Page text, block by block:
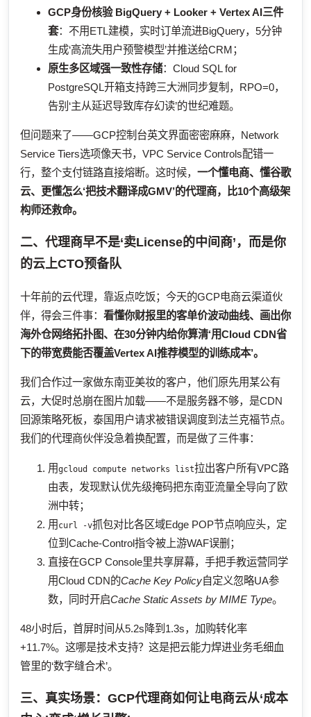
GCP身份核验 BigQuery + Looker + Vertex AI三件
套：不用ETL建模，实时订单流进BigQuery，5分钟
生成‘高流失用户预警模型’并推送给CRM；
原生多区域强一致性存储：Cloud SQL for
PostgreSQL开箱支持跨三大洲同步复制，RPO=0，
告别‘主从延迟导致库存幻读’的世纪难题。
但问题来了——GCP控制台英文界面密密麻麻，Network
Service Tiers选项像天书，VPC Service Controls配错一
行，整个支付链路直接熔断。这时候， 一个懂电商、懂谷歌
云、更懂怎么‘把技术翻译成GMV’的代理商，比10个高级架
构师还救命。
二、代理商早不是‘卖License的中间商’，而是你
的云上CTO预备队
十年前的云代理，靠返点吃饭；今天的GCP电商云渠道伙
伴，得会三件事： 看懂你财报里的客单价波动曲线、画出你
海外仓网络拓扑图、在30分钟内给你算清‘用Cloud CDN省
下的带宽费能否覆盖Vertex AI推荐模型的训练成本’。
我们合作过一家做东南亚美妆的客户，他们原先用某公有
云，大促时总崩在图片加载——不是服务器不够，是CDN
回源策略死板，泰国用户请求被错误调度到法兰克福节点。
我们的代理商伙伴没急着换配置，而是做了三件事：
用gcloud compute networks list拉出客户所有VPC路
由表，发现默认优先级掩码把东南亚流量全导向了欧
洲中转；
用 curl -v抓包对比各区域Edge POP节点响应头，定
位到Cache-Control指令被上游WAF误删；
直接在GCP Console里共享屏幕，手把手教运营同学
用Cloud CDN的Cache Key Policy自定义忽略UA参
数，同时开启Cache Static Assets by MIME Type。
48小时后，首屏时间从5.2s降到1.3s，加购转化率
+11.7%。这哪是技术支持？这是把云能力焊进业务毛细血
管里的‘数字缝合术’。
三、真实场景：GCP代理商如何让电商云从‘成本